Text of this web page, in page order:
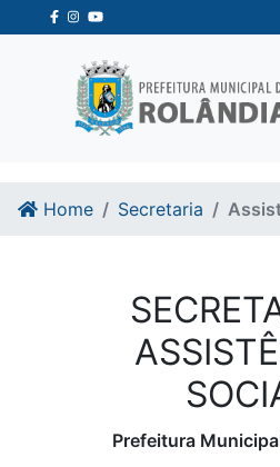
Ir para o conteudo
Ir para o fim do conteudo
Home Secretaria
Prefeitura